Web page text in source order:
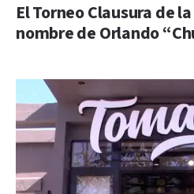
El Torneo Clausura de
nombre de Orlando